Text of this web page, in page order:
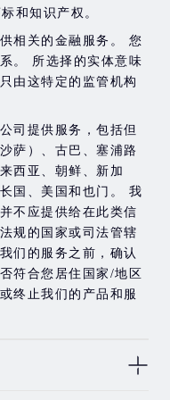
您完全了解使用相应
了解此处说明的风
和知识产权。
相关的金融服务。 您
。 所选择的实体意味
由这特定的监管机构
司提供服务，包括但
萨）、古巴、塞浦路
西亚、朝鲜、新加
国、美国和也门。 我
不应提供给在此类信
规的国家或司法管辖
们的服务之前，确认
符合您居住国家/地区
终止我们的产品和服